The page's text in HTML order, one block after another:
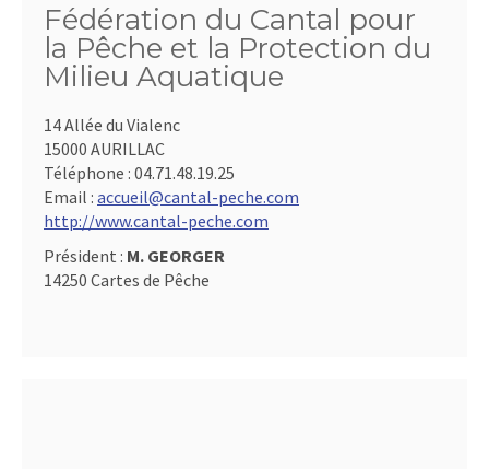
Fédération du Cantal pour
la Pêche et la Protection du
Milieu Aquatique
14 Allée du Vialenc
15000 AURILLAC
Téléphone : 04.71.48.19.25
Email : accueil@cantal-peche.com
http://www.cantal-peche.com
Président : M. GEORGER
14250 Cartes de Pêche